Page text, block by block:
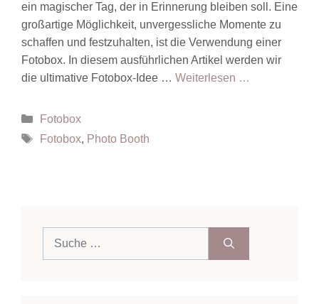
ein magischer Tag, der in Erinnerung bleiben soll. Eine
großartige Möglichkeit, unvergessliche Momente zu
schaffen und festzuhalten, ist die Verwendung einer
Fotobox. In diesem ausführlichen Artikel werden wir
die ultimative Fotobox-Idee … Weiterlesen …
Kategorien
Fotobox
Schlagwörter
Fotobox, Photo Booth